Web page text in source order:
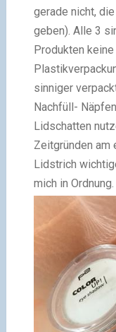
gerade nicht,
geben). Alle 3
Produkten
sinniger
Nachfüll-
Lidschatten
Zeitgründen am
Lidstrich
mich in Ordnung.